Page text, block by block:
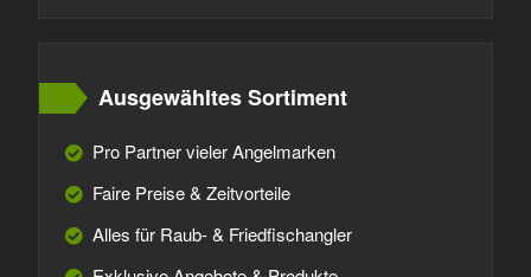
Ausgewähltes Sortiment
Pro Partner vieler Angelmarken
Faire Preise & Zeitvorteile
Alles für Raub- & Friedfischangler